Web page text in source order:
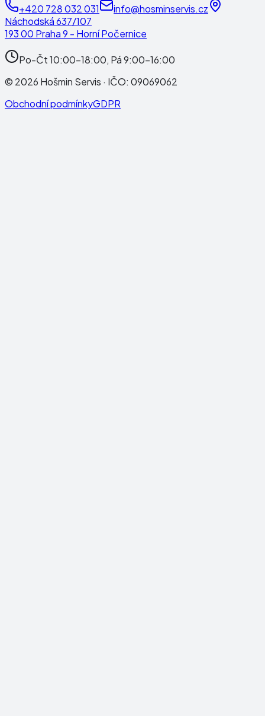
+420 728 032 031
info@hosminservis.cz
Náchodská 637/107
193 00 Praha 9 - Horní Počernice
Po-Čt 10:00-18:00, Pá 9:00-16:00
© 2026 Hošmin Servis · IČO: 09069062
Obchodní podmínkyGDPR